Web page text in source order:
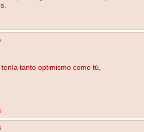
tanto optimismo como tú,